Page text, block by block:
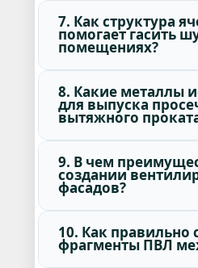
7. Как структура
помогает гасить
помещениях?
8. Какие металлы
для выпуска
вытяжного
9. В чем
создании
фасадов?
10. Как правильно
фрагменты ПВЛ